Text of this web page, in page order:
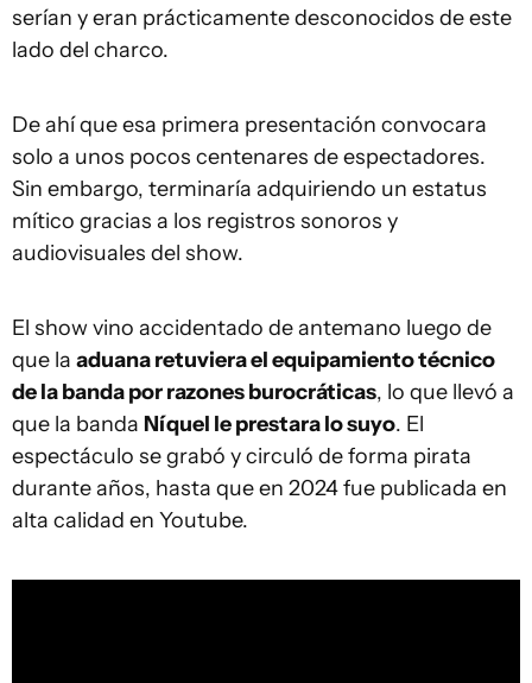
serían y eran prácticamente desconocidos de este
lado del charco.
De ahí que esa primera presentación convocara
solo a unos pocos centenares de espectadores.
Sin embargo, terminaría adquiriendo un estatus
mítico gracias a los registros sonoros y
audiovisuales del show.
El show vino accidentado de antemano luego de
que la aduana retuviera el equipamiento técnico
de la banda por razones burocráticas, lo que llevó a
que la banda Níquel le prestara lo suyo. El
espectáculo se grabó y circuló de forma pirata
durante años, hasta que en 2024 fue publicada en
alta calidad en Youtube.